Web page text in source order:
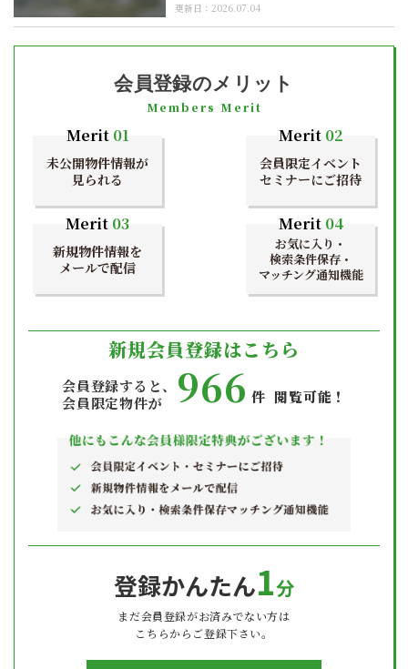
更新日：2026.07.04
会員登録のメリット
Members Merit
Merit01
未公開物件情報が
見られる
Merit02
会員限定イベント
セミナーにご招待
Merit 03
新規物件情報を
メールで配信
Merit04
お気に入り・
検索条件保存・
マッチング通知機能
新規会員登録はこちら
会員登録すると、
会員限定物件が
966 件 閲覧可能！
登録かんたん1分
まだ会員登録がお済みでない方は
こちらからご登録下さい。